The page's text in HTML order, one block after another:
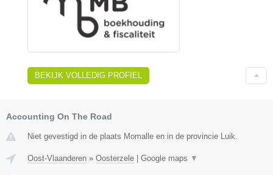
BEKIJK VOLLEDIG PROFIEL
Accounting On The Road
Niet gevestigd in de plaats Momalle en in de provincie Luik.
Oost-Vlaanderen » Oosterzele Google maps ▼